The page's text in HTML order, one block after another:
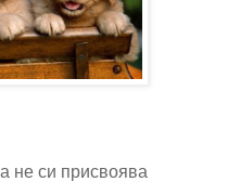
не си присвоява